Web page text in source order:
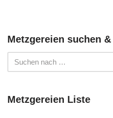
Metzgereien suchen
Metzgereien Liste